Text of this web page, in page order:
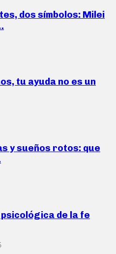
dos símbolos: Milei
tu ayuda no es un
y sueños rotos: que
de la fe